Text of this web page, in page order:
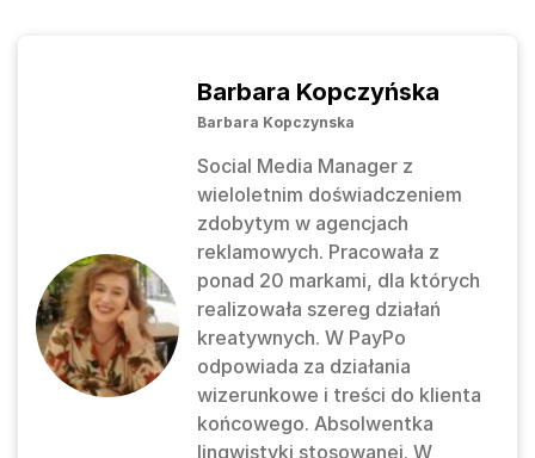
Barbara Kopczyńska
Barbara Kopczynska
Social Media Manager z
wieloletnim doświadczeniem
zdobytym w agencjach
reklamowych. Pracowała z
ponad 20 markami, dla których
realizowała szereg działań
kreatywnych. W PayPo
odpowiada za działania
wizerunkowe i treści do klienta
końcowego. Absolwentka
lingwistyki stosowanej. W